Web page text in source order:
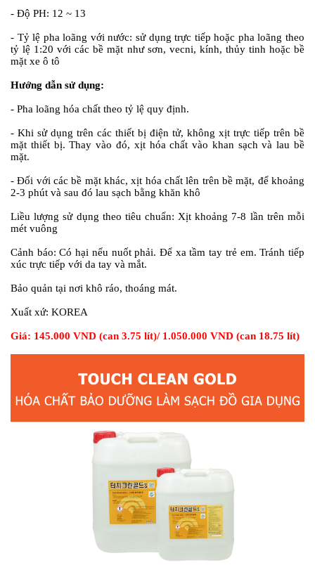
- Độ PH: 12 ~ 13
- Tỷ lệ pha loãng với nước: sử dụng trực tiếp hoặc pha loãng theo
tỷ lệ 1:20 với các bề mặt như sơn, vecni, kính, thủy tinh hoặc bề
mặt xe ô tô
Hướng dẫn sử dụng:
- Pha loãng hóa chất theo tỷ lệ quy định.
- Khi sử dụng trên các thiết bị điện tử, không xịt trực tiếp trên bề
mặt thiết bị. Thay vào đó, xịt hóa chất vào khan sạch và lau bề
mặt.
- Đối với các bề mặt khác, xịt hóa chất lên trên bề mặt, để khoảng
2-3 phút và sau đó lau sạch bằng khăn khô
Liều lượng sử dụng theo tiêu chuẩn: Xịt khoảng 7-8 lần trên mỗi
mét vuông
Cảnh báo:Có hại nếu nuốt phải. Để xa tầm tay trẻ em. Tránh tiếp
xúc trực tiếp với da tay và mắt.
Bảo quản tại nơi khô ráo, thoáng mát.
Xuất xứ: KOREA
Giá: 145.000 VND (can 3.75 lít)/ 1.050.000 VND (can 18.75 lít)